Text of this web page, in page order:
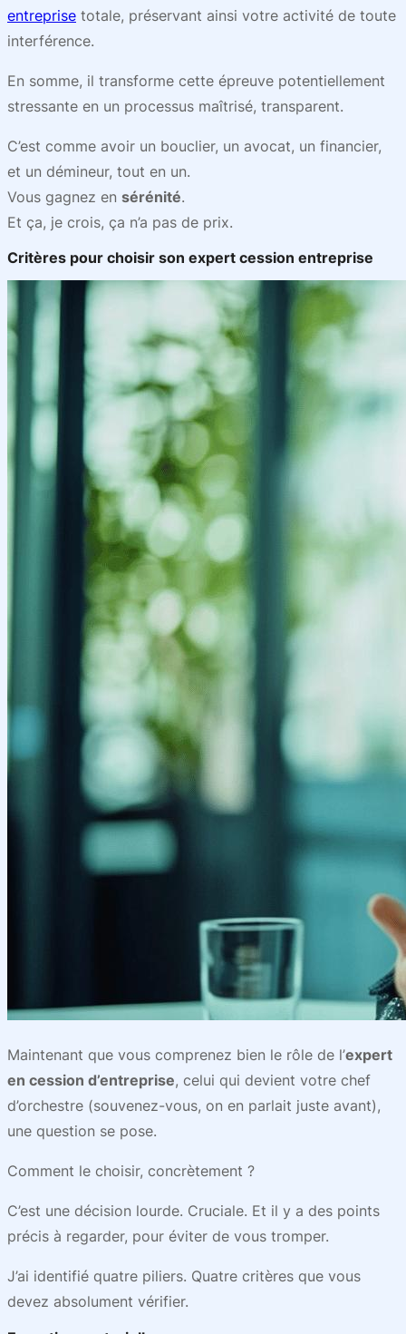
entreprise totale, préservant ainsi votre activité de toute
interférence.
En somme, il transforme cette épreuve potentiellement
stressante en un processus maîtrisé, transparent.
C’est comme avoir un bouclier, un avocat, un financier,
et un démineur, tout en un.
Vous gagnez en sérénité.
Et ça, je crois, ça n’a pas de prix.
Critères pour choisir son expert cession entreprise
Maintenant que vous comprenez bien le rôle de l’expert
en cession d’entreprise, celui qui devient votre chef
d’orchestre (souvenez-vous, on en parlait juste avant),
une question se pose.
Comment le choisir, concrètement ?
C’est une décision lourde. Cruciale. Et il y a des points
précis à regarder, pour éviter de vous tromper.
J’ai identifié quatre piliers. Quatre critères que vous
devez absolument vérifier.